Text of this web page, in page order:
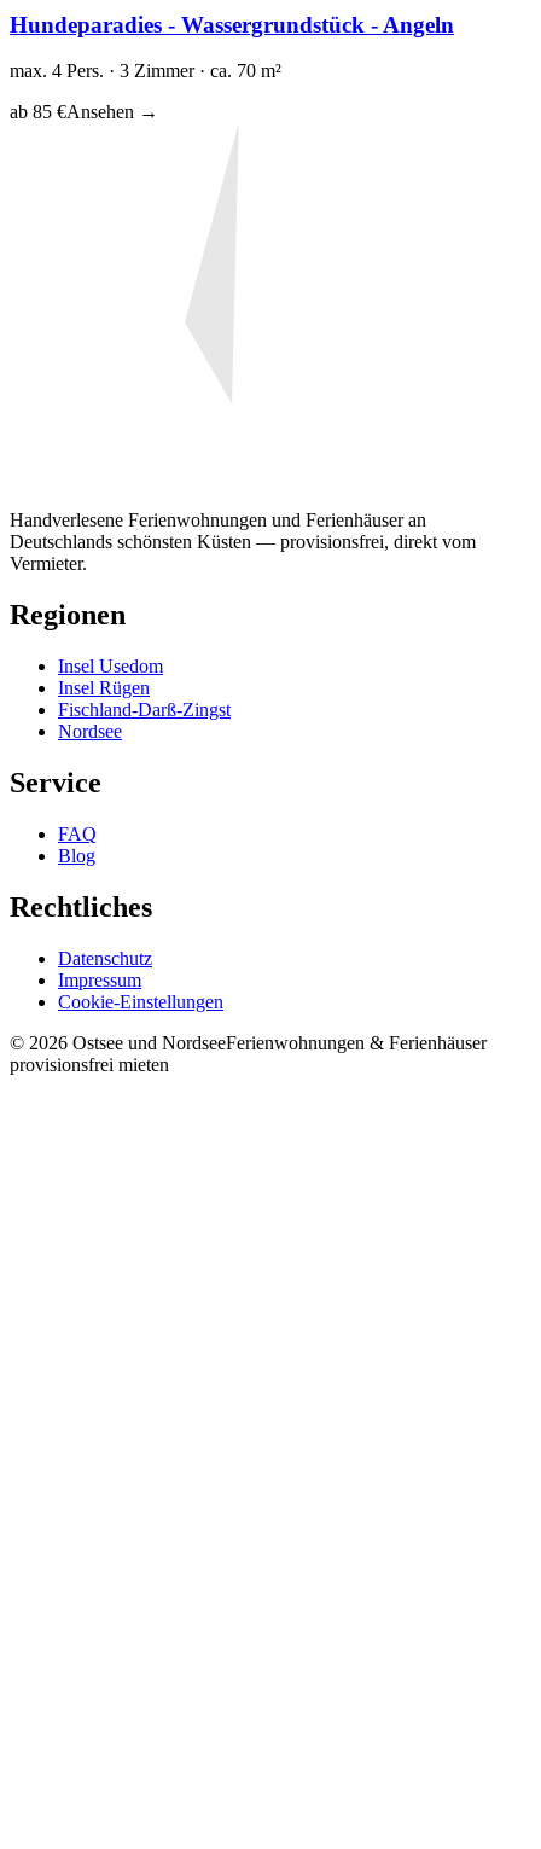
Hundeparadies - Wassergrundstück - Angeln
max. 4 Pers. · 3 Zimmer · ca. 70 m²
ab 85 €Ansehen →
Handverlesene Ferienwohnungen und Ferienhäuser an
Deutschlands schönsten Küsten — provisionsfrei, direkt vom
Vermieter.
Regionen
Insel Usedom
Insel Rügen
Fischland-Darß-Zingst
Nordsee
Service
FAQ
Blog
Rechtliches
Datenschutz
Impressum
Cookie-Einstellungen
© 2026 Ostsee und NordseeFerienwohnungen & Ferienhäuser
provisionsfrei mieten